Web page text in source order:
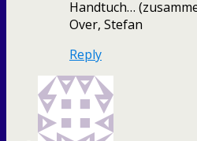
Handtuch…
Over, Stefan
Reply